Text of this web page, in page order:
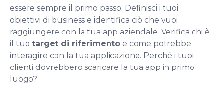
essere sempre il primo passo. Definisci i tuoi
obiettivi di business e identifica ciò che vuoi
raggiungere con la tua app aziendale. Verifica chi è
il tuo target di riferimento e come potrebbe
interagire con la tua applicazione. Perché i tuoi
clienti dovrebbero scaricare la tua app in primo
luogo?